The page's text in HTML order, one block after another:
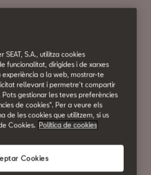
en
S.A., utilitza cookies
funcionalitat, dirigides i de xarxes
a la web, mostrar-te
rellevant i permetre't compartir
gestionar les teves preferències
de cookies". Per a veure els
de les cookies que utilitzem, si us
Cookies. Política de cookies
Cookies